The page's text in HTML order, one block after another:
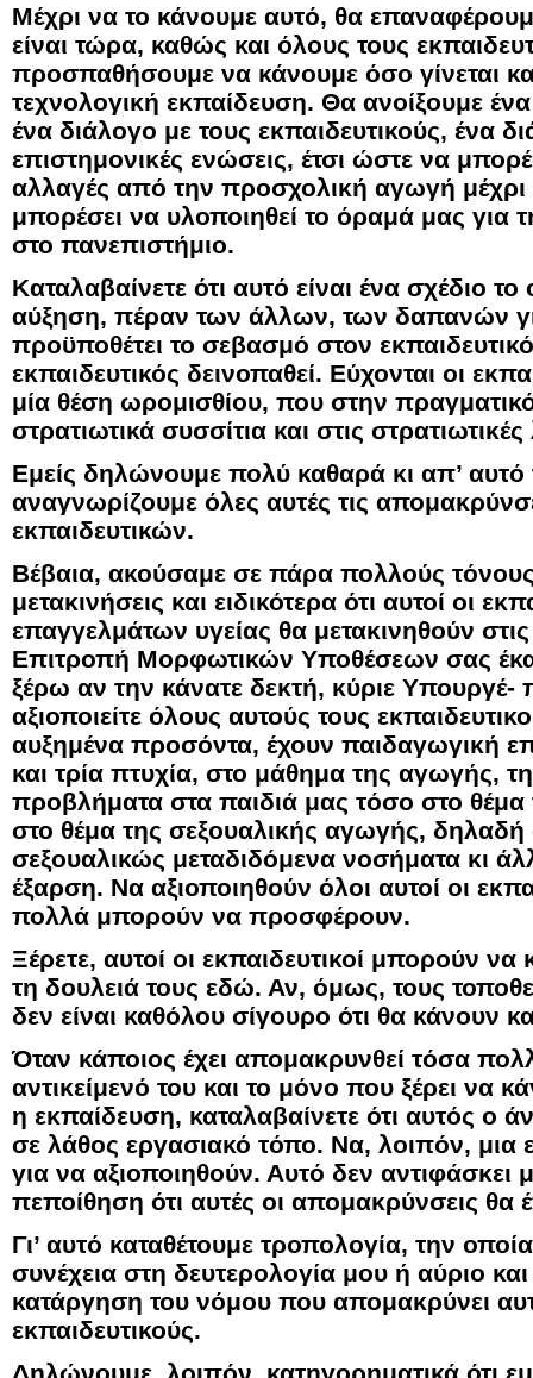
Μέχρι να το κάνουμε αυτό, θα
είναι τώρα, καθώς και όλους τους
προσπαθήσουμε να κάνουμε όσο γίνεται
τεχνολογική εκπαίδευση. Θα ανοίξουμε
ένα διάλογο με τους εκπαιδευτικούς, ένα
επιστημονικές ενώσεις, έτσι ώστε να
αλλαγές από την προσχολική αγωγή μέχρι
μπορέσει να υλοποιηθεί το όραμά μας για
στο πανεπιστήμιο.
Καταλαβαίνετε ότι αυτό είναι ένα σχέδιο
αύξηση, πέραν των άλλων, των δαπανών
προϋποθέτει το σεβασμό στον
εκπαιδευτικός δεινοπαθεί. Εύχονται οι
μία θέση ωρομισθίου, που στην
στρατιωτικά συσσίτια και στις
Εμείς δηλώνουμε πολύ καθαρά κι απ’ αυτό
αναγνωρίζουμε όλες αυτές τις
εκπαιδευτικών.
Βέβαια, ακούσαμε σε πάρα πολλούς τόνους
μετακινήσεις και ειδικότερα ότι αυτοί οι
επαγγελμάτων υγείας θα μετακινηθούν
Επιτροπή Μορφωτικών Υποθέσεων σας
ξέρω αν την κάνατε δεκτή, κύριε Υπουργέ-
αξιοποιείτε όλους αυτούς τους
αυξημένα προσόντα, έχουν παιδαγωγική
και τρία πτυχία, στο μάθημα της αγωγής,
προβλήματα στα παιδιά μας τόσο στο θέμα
στο θέμα της σεξουαλικής αγωγής,
σεξουαλικώς μεταδιδόμενα νοσήματα κι
έξαρση. Να αξιοποιηθούν όλοι αυτοί οι
πολλά μπορούν να προσφέρουν.
Ξέρετε, αυτοί οι εκπαιδευτικοί μπορούν
τη δουλειά τους εδώ. Αν, όμως, τους
δεν είναι καθόλου σίγουρο ότι θα κάνουν
Όταν κάποιος έχει απομακρυνθεί τόσα
αντικείμενό του και το μόνο που ξέρει να
η εκπαίδευση, καταλαβαίνετε ότι αυτός ο
σε λάθος εργασιακό τόπο. Να, λοιπόν, μια
για να αξιοποιηθούν. Αυτό δεν αντιφάσκει
πεποίθηση ότι αυτές οι απομακρύνσεις
Γι’ αυτό καταθέτουμε τροπολογία, την
συνέχεια στη δευτερολογία μου ή αύριο και
κατάργηση του νόμου που απομακρύνει
εκπαιδευτικούς.
Δηλώνουμε, λοιπόν, κατηγορηματικά ότι